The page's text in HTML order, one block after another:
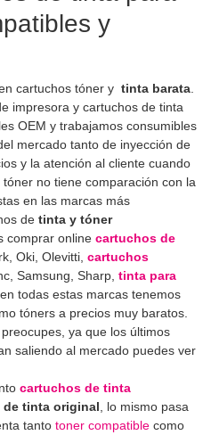
y
cartuchos tóner y tinta barata.
impresora y cartuchos de tinta
OEM y trabajamos consumibles
mercado tanto de inyección de
y la atención al cliente cuando
no tiene comparación con la
en las marcas más
de tinta y tóner
comprar online cartuchos de
Oki, Olevitti, cartuchos
Samsung, Sharp, tinta para
todas estas marcas tenemos
tóners a precios muy baratos.
ya que los últimos
saliendo al mercado puedes ver
cartuchos de tinta
tinta original, lo mismo pasa
tanto toner compatible como